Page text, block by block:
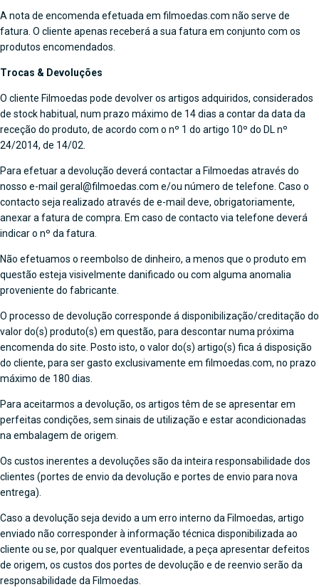
A nota de encomenda efetuada em filmoedas.com não serve de
fatura. O cliente apenas receberá a sua fatura em conjunto com os
produtos encomendados.
Trocas & Devoluções
O cliente Filmoedas pode devolver os artigos adquiridos, considerados
de stock habitual, num prazo máximo de 14 dias a contar da data da
receção do produto, de acordo com o nº 1 do artigo 10º do DL nº
24/2014, de 14/02.
Para efetuar a devolução deverá contactar a Filmoedas através do
nosso e-mail geral@filmoedas.com e/ou número de telefone. Caso o
contacto seja realizado através de e-mail deve, obrigatoriamente,
anexar a fatura de compra. Em caso de contacto via telefone deverá
indicar o nº da fatura.
Não efetuamos o reembolso de dinheiro, a menos que o produto em
questão esteja visivelmente danificado ou com alguma anomalia
proveniente do fabricante.
O processo de devolução corresponde á disponibilização/creditação do
valor do(s) produto(s) em questão, para descontar numa próxima
encomenda do site. Posto isto, o valor do(s) artigo(s) fica á disposição
do cliente, para ser gasto exclusivamente em filmoedas.com, no prazo
máximo de 180 dias.
Para aceitarmos a devolução, os artigos têm de se apresentar em
perfeitas condições, sem sinais de utilização e estar acondicionadas
na embalagem de origem.
Os custos inerentes a devoluções são da inteira responsabilidade dos
clientes (portes de envio da devolução e portes de envio para nova
entrega).
Caso a devolução seja devido a um erro interno da Filmoedas, artigo
enviado não corresponder à informação técnica disponibilizada ao
cliente ou se, por qualquer eventualidade, a peça apresentar defeitos
de origem, os custos dos portes de devolução e de reenvio serão da
responsabilidade da Filmoedas.